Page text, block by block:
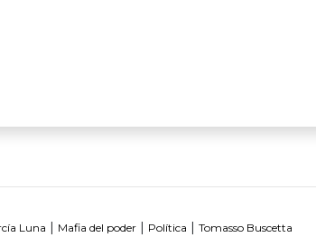
Luna | Mafia del poder | Política | Tomasso Buscetta